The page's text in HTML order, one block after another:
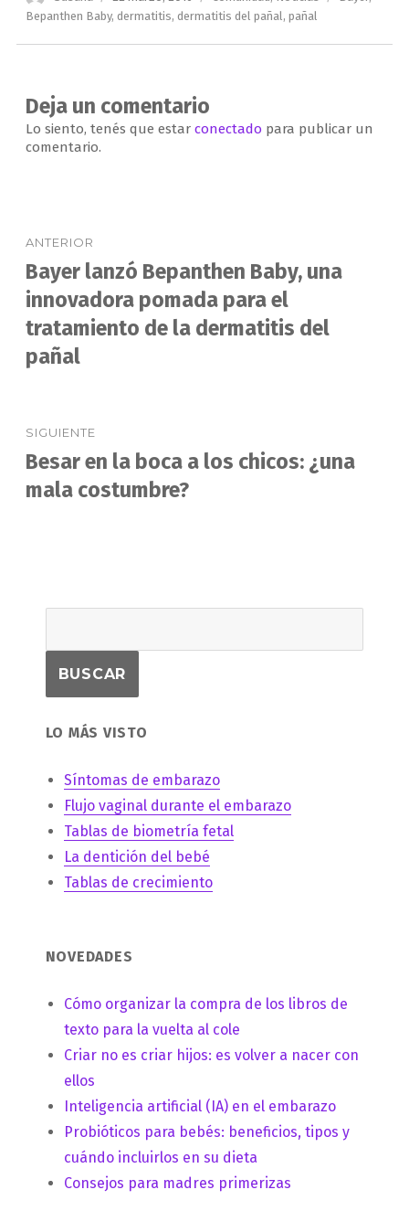
el
Bepanthen Baby, dermatitis, dermatitis del pañal , pañal
Deja un comentario
Lo siento, tenés que estar conectado para publicar un
comentario.
de
entradas
ANTERIOR
Entrada
anterior:
Bayer lanzó Bepanthen Baby, una
innovadora pomada para el
tratamiento de la dermatitis del
pañal
SIGUIENTE
Entrada
siguiente:
Besar en la boca a los chicos: ¿una
mala costumbre?
LO MÁS VISTO
Síntomas de embarazo
Flujo vaginal durante el embarazo
Tablas de biometría fetal
La dentición del bebé
Tablas de crecimiento
NOVEDADES
Cómo organizar la compra de los libros de
texto para la vuelta al cole
Criar no es criar hijos: es volver a nacer con
ellos
Inteligencia artificial (IA) en el embarazo
Probióticos para bebés: beneficios, tipos y
cuándo incluirlos en su dieta
Consejos para madres primerizas